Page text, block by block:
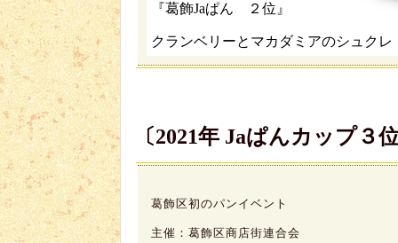
『葛飾Jaぱん ２位』
クランベリーとマカダミアのシュクレ
〔2021年 Jaぱんカップ３
葛飾区初のパンイベント
主催：葛飾区商店街連合会